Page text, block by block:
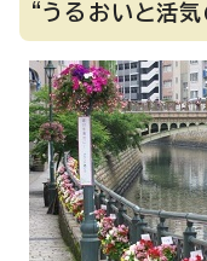
“うるおいと活